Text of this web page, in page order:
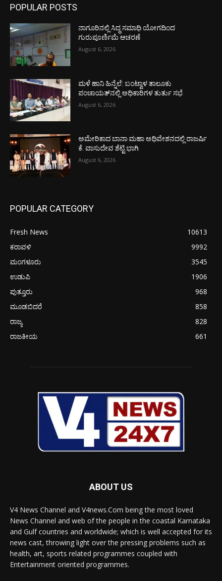
POPULAR POSTS
ನಾಗೂರಿನಲ್ಲಿ ಸಿದ್ಧ ಸಮಾಧಿ ಯೋಗದಿಂದ
ಗುರುಪೂರ್ಣಿಮೆ ಆಚರಣೆ
August 6, 2026
ಮಳೆ ಹಾನಿ ಹಿನ್ನೆಲೆ: ಬಂಟ್ವಾಳ ತಾಲೂಕು
ಪಂಚಾಯತ್‌ನಲ್ಲಿ ಅಧಿಕಾರಿಗಳ ತುರ್ತು ಸಭೆ
August 6, 2026
ಅಮೇರಿಕಾದ ಬಾನಾ ಮಹಾ ಅಧಿವೇಶನದಲ್ಲಿ ರಾಜರ್ಷಿ
ಕೆ. ವಾಸುದೇವ ಶೆಟ್ಟಿ ಭಾಗಿ
August 6, 2026
POPULAR CATEGORY
Fresh News
10613
ಕರಾವಳಿ
9992
ಮಂಗಳೂರು
3545
ಉಡುಪಿ
1906
ಪುತ್ತೂರು
968
ಮೂಡಬಿದರೆ
858
ರಾಜ್ಯ
828
ರಾಜಕೀಯ
661
ABOUT US
V4 News Channel and V4news.Com being the most loved
News Channel and web of the people in the coastal Karnataka
and Gulf countries and worldwide; which is well accepted for its
news cast, throwing light over the pressing problems such as
health, art, sports related programmes coupled with
Entertainment oriented programmes.